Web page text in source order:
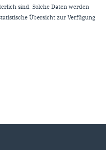
sind. Solche Daten werden
Übersicht zur Verfügung